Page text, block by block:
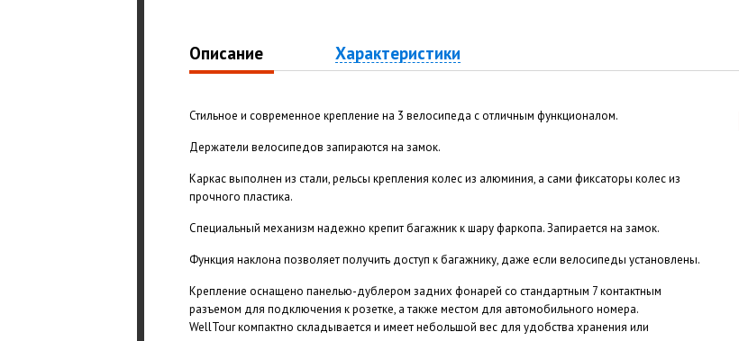
Описание Характеристики
Стильное и современное крепление на 3 велосипеда с отличным функционалом.
Держатели велосипедов запираются на замок.
Каркас выполнен из стали, рельсы крепления колес из алюминия, а сами фиксаторы колес из
прочного пластика.
Специальный механизм надежно крепит багажник к шару фаркопа. Запирается на замок.
Функция наклона позволяет получить доступ к багажнику, даже если велосипеды установлены.
Крепление оснащено панелью-дублером задних фонарей со стандартным 7 контактным
разъемом для подключения к розетке, а также местом для автомобильного номера.
WellTour компактно складывается и имеет небольшой вес для удобства хранения или